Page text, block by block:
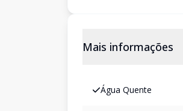
Mais informações
Água Quente